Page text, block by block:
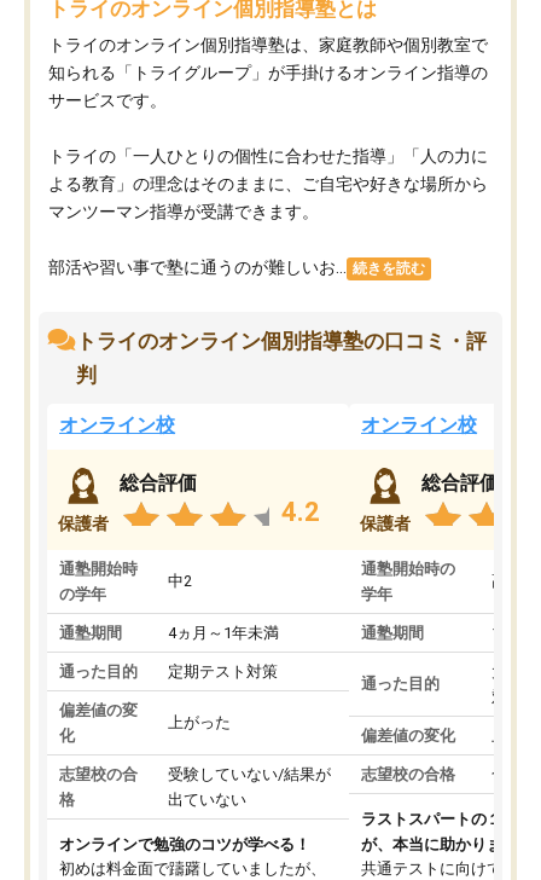
トライのオンライン個別指導塾とは
トライのオンライン個別指導塾は、家庭教師や個別教室で
知られる「トライグループ」が手掛けるオンライン指導の
サービスです。
トライの「一人ひとりの個性に合わせた指導」「人の力に
よる教育」の理念はそのままに、ご自宅や好きな場所から
マンツーマン指導が受講できます。
部活や習い事で塾に通うのが難しいお... 続きを読む
トライのオンライン個別指導塾の口コミ・評
判
オンライン校
保護者
総合評価
4.2
通塾開始時
の学年
中2
通塾期間 4ヵ月～1年未満
通った目的 定期テスト対策
偏差値の変
化
上がった
志望校の合
格
受験していない/結果が
出ていない
オンラインで勉強のコツが学べる！
初めは料金面で躊躇していましたが、
オンライン校
保護者
総合評価
通塾開始時の
学年
高3
通塾期間 1～3
通った目的
大学
対策
偏差値の変化 上が
志望校の合格 合格
ラストスパートの１か月
が、本当に助かりました
共通テストに向けての追